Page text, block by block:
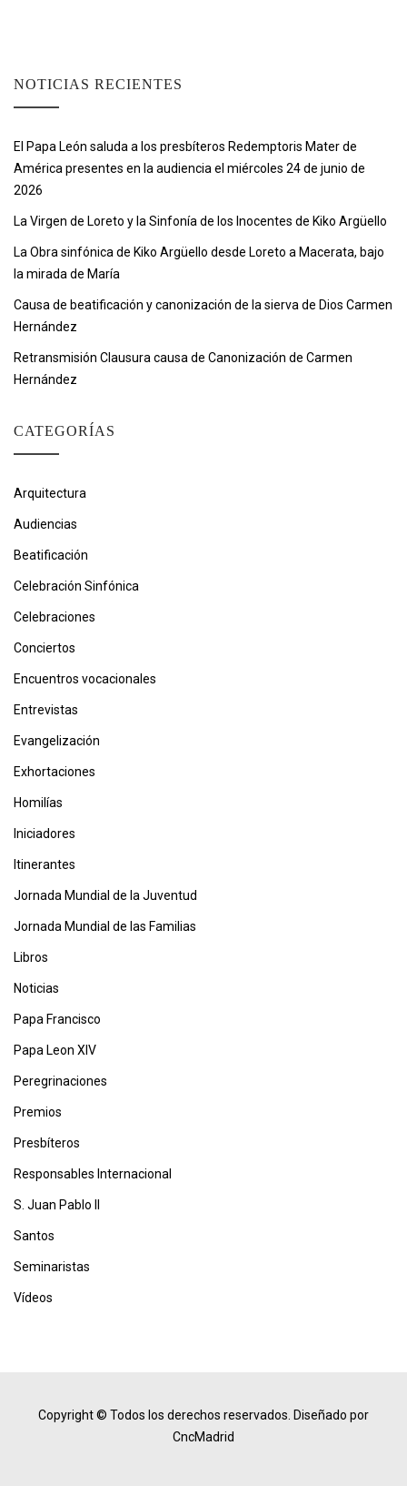
NOTICIAS RECIENTES
El Papa León saluda a los presbíteros Redemptoris Mater de
América presentes en la audiencia el miércoles 24 de junio de
2026
La Virgen de Loreto y la Sinfonía de los Inocentes de Kiko Argüello
La Obra sinfónica de Kiko Argüello desde Loreto a Macerata, bajo
la mirada de María
Causa de beatificación y canonización de la sierva de Dios Carmen
Hernández
Retransmisión Clausura causa de Canonización de Carmen
Hernández
CATEGORÍAS
Arquitectura
Audiencias
Beatificación
Celebración Sinfónica
Celebraciones
Conciertos
Encuentros vocacionales
Entrevistas
Evangelización
Exhortaciones
Homilías
Iniciadores
Itinerantes
Jornada Mundial de la Juventud
Jornada Mundial de las Familias
Libros
Noticias
Papa Francisco
Papa Leon XIV
Peregrinaciones
Premios
Presbíteros
Responsables Internacional
S. Juan Pablo II
Santos
Seminaristas
Vídeos
Copyright © Todos los derechos reservados. Diseñado por
CncMadrid